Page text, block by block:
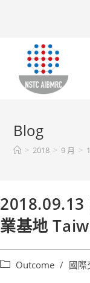
Blog
> 2018 > 9 月 >
2018.09.13
業基地
Outcome / 國際